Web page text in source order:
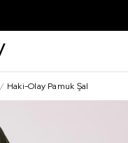
Haki-Olay Pamuk Şal